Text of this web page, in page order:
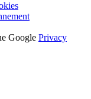
Google Privacy